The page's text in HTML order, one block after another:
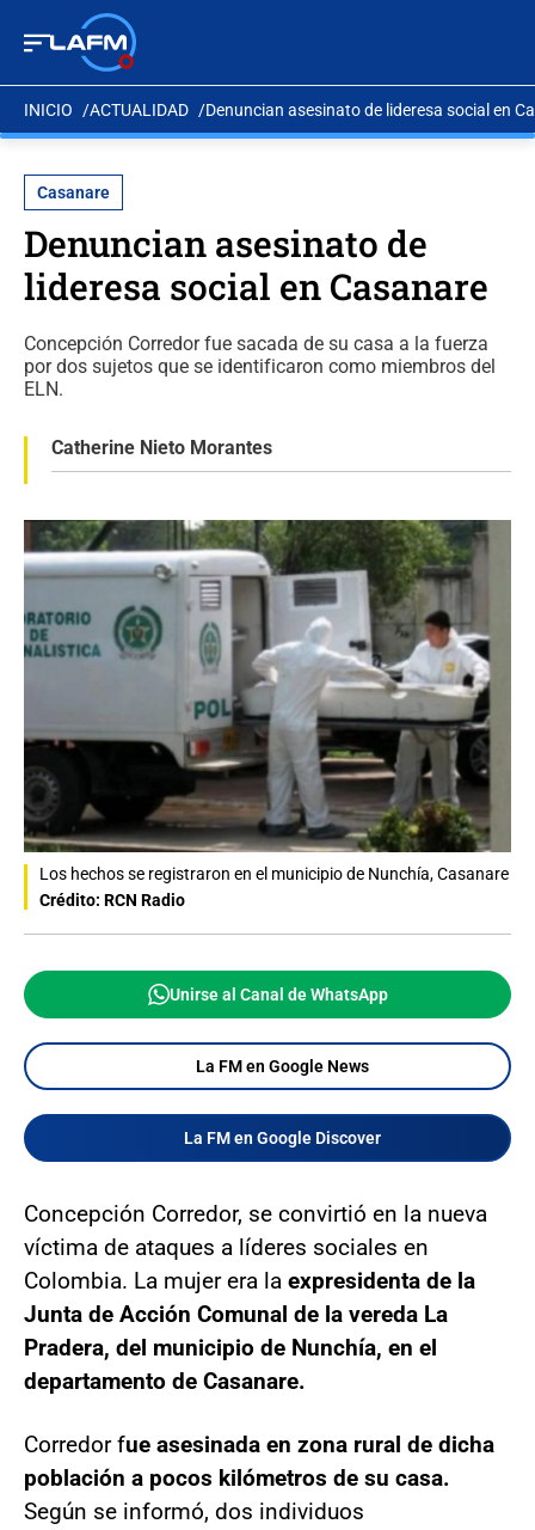
INICIO ACTUALIDAD Denuncian asesinato de lideresa social en
Casanare
Denuncian asesinato de
lideresa social en Casanare
Concepción Corredor fue sacada de su casa a la fuerza
por dos sujetos que se identificaron como miembros del
ELN.
Catherine Nieto Morantes
Los hechos se registraron en el municipio de Nunchía, Casanare
Crédito: RCN Radio
Unirse al Canal de WhatsApp
La FM en Google News
La FM en Google Discover
Concepción Corredor, se convirtió en la nueva
víctima de ataques a líderes sociales en
Colombia. La mujer era la expresidenta de la
Junta de Acción Comunal de la vereda La
Pradera, del municipio de Nunchía, en el
departamento de Casanare.
Corredor fue asesinada en zona rural de dicha
población a pocos kilómetros de su casa.
Según se informó, dos individuos